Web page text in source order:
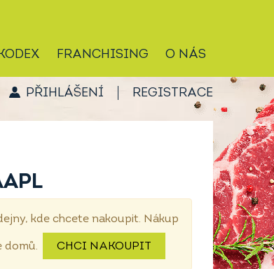
FRANCHISING O NÁS
PŘIHLÁŠENÍ REGISTRACE
kde chcete nakoupit. Nákup
domů. CHCI NAKOUPIT